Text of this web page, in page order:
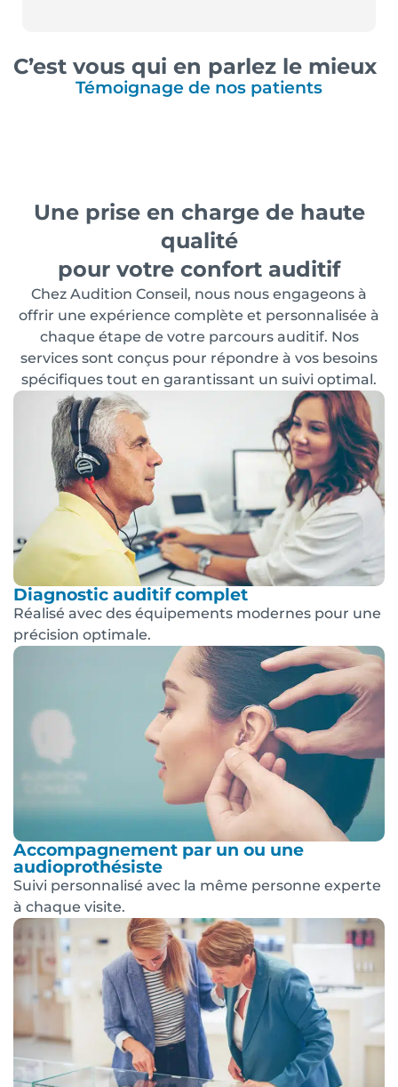
C’est vous qui en parlez le mieux
Témoignage de nos patients
Une prise en charge de haute
qualité
pour votre confort auditif
Chez Audition Conseil, nous nous engageons à
offrir une expérience complète et personnalisée à
chaque étape de votre parcours auditif. Nos
services sont conçus pour répondre à vos besoins
spécifiques tout en garantissant un suivi optimal.
Diagnostic auditif complet
Réalisé avec des équipements modernes pour une
précision optimale.
Accompagnement par un ou une
audioprothésiste
Suivi personnalisé avec la même personne experte
à chaque visite.